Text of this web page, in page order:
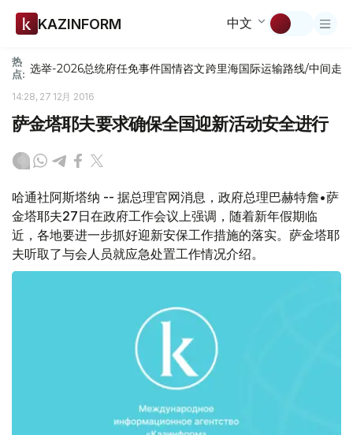
KAZINFORM 中文
热
点: 选举-2026总统府任免事件国情咨文跨里海国际运输路线/中间走廊
14:28, 27 12月 2016
萨金塔耶夫要求确保全国迎新活动安全进行
哈通社阿斯塔纳 -- 据总理官网消息，政府总理巴赫特詹•萨
金塔耶夫27日在政府工作会议上强调，随着新年假期临
近，各地要进一步抓好迎新安保工作措施的落实。萨金塔耶
夫听取了与会人员就应急处置工作情况介绍。